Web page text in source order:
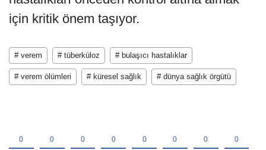
için kritik önem taşıyor.
# verem # tüberküloz # bulaşıcı hastalıklar
# verem ölümleri # küresel sağlık # dünya sağlık örgütü